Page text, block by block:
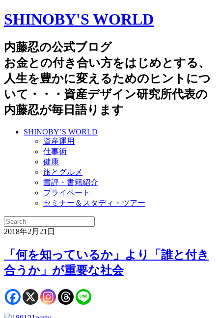
SHINOBY'S WORLD
内藤忍の公式ブログ
お金との付き合い方をはじめとする、
人生を豊かに変えるためのヒントにつ
いて・・・資産デザイン研究所代表の
内藤忍が毎日語ります
SHINOBY’S WORLD
資産運用
仕事術
健康
旅とグルメ
書評・書籍紹介
プライベート
セミナー＆スタディ・ツアー
2018年2月21日
「何を知っているか」より「誰と付き
合うか」が重要な社会